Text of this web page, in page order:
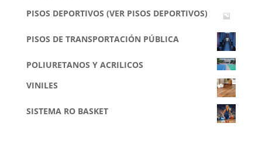
PISOS DEPORTIVOS (VER PISOS DEPORTIVOS)
PISOS DE TRANSPORTACIÓN PÚBLICA
POLIURETANOS Y ACRILICOS
VINILES
SISTEMA RO BASKET